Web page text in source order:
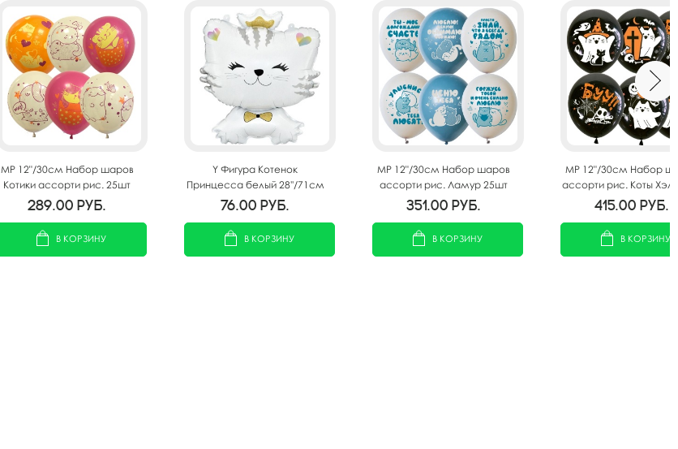
MP 12"/30см Набор шаров
Котики ассорти рис. 25шт
289.00 руб.
В КОРЗИНУ
Y Фигура Котенок
Принцесса белый 28''/71см
76.00 руб.
В КОРЗИНУ
MP 12"/30см Набор шаров
ассорти рис. Ламур 25шт
351.00 руб.
В КОРЗИНУ
MP 12"/30см Набор
ассорти рис. Коты
25шт
415.00 руб.
В КОРЗИНУ